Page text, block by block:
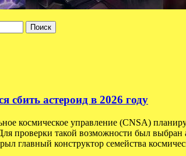
сбить астероид в 2026 году
космическое управление (CNSA)
проверки такой возможности был выбран
главный конструктор семейства